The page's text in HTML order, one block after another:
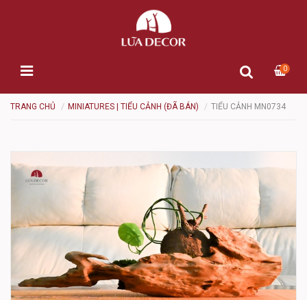
0
TRANG CHỦ MINIATURES | TIỂU CẢNH (ĐÃ BÁN) TIỂU CẢNH MN0734